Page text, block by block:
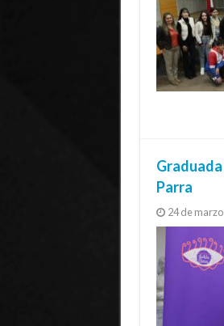
Parra
24 de